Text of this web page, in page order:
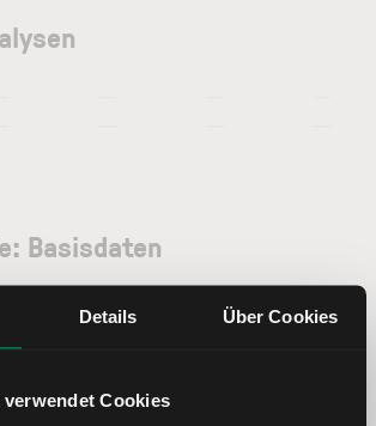
Details Über Cookies
verwendet Cookies
Basisdaten
US8486371045
SPLK